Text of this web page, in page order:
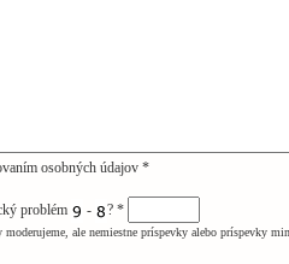
osobných údajov *
problém - ? *
moderujeme, ale nemiestne príspevky alebo príspevky